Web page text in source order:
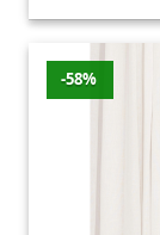
-58%